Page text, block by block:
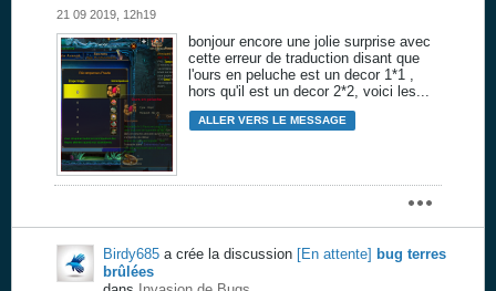
21 09 2019, 12h19
bonjour encore une jolie surprise avec
cette erreur de traduction disant que
l'ours en peluche est un decor 1*1 ,
hors qu'il est un decor 2*2, voici les...
ALLER VERS LE MESSAGE
Birdy685 a crée la discussion [En attente] bug terres
brûlées